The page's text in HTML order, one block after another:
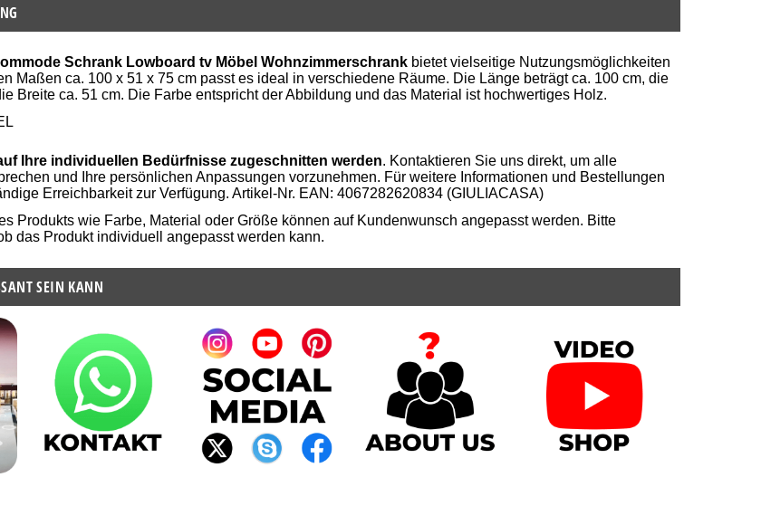
Schrank Lowboard tv Möbel Wohnzimmerschrankbietet vielseitige Nutzungsmöglichkeiten
Maßen ca. 100 x 51 x 75 cm passt es ideal in verschiedene Räume. Die Länge beträgt ca. 100 cm, die
Breite ca. 51 cm. Die Farbe entspricht der Abbildung und das Material ist hochwertiges Holz.
Ihre individuellen Bedürfnisse zugeschnitten werden. Kontaktieren Sie uns direkt, um alle
und Ihre persönlichen Anpassungen vorzunehmen. Für weitere Informationen und Bestellungen
Erreichbarkeit zur Verfügung. Artikel-Nr. EAN: 4067282620834 (GIULIACASA)
Produkts wie Farbe, Material oder Größe können auf Kundenwunsch angepasst werden. Bitte
das Produkt individuell angepasst werden kann.
SEIN KANN